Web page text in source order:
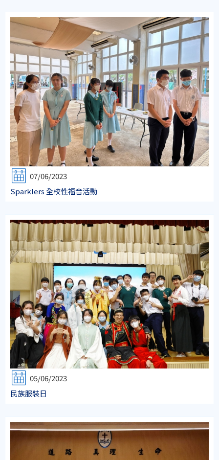
07/06/2023
Sparklers 全校性福音活動
05/06/2023
民族服裝日